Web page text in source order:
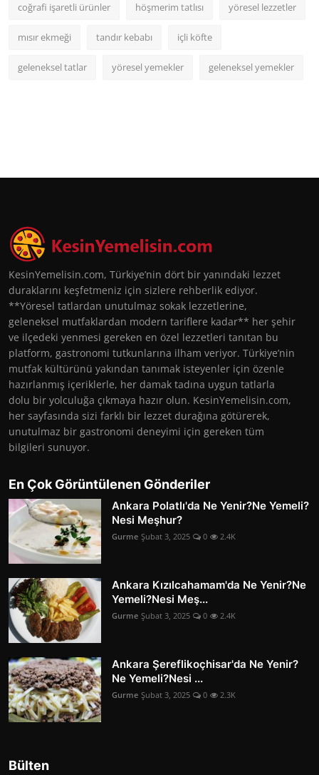
coğrafi işaretli ürünler höşmerim tatlısı yöresel lezzetler
mısır ekmeği tandır kebabı içli köfte
geleneksel tatlar yöresel yemekler geleneksel yemekler
KesinYemelisin.com, Türkiye’nin dört bir yanındaki lezzet
duraklarını keşfetmeniz için sizlere rehberlik ediyor.
**Yöresel tatlardan unutulmaz sokak lezzetlerine,
geleneksel mutfaklardan modern tariflere kadar** her şehir
ve ilçedeki yenmesi gereken en özel lezzetleri tanıtan bu
platform, gastronomi tutkunlarına ilham veriyor. Türkiye’nin
mutfak kültürünü yakından tanımak isteyenler için özenle
hazırlanmış içeriklerle, her damak tadına uygun tatlarla
dolu bir yolculuğa çıkmaya hazır olun. KesinYemelisin.com,
her sayfasında sizi farklı bir lezzet durağına götürerek,
unutulmaz bir gastronomi deneyimi için gereken tüm
bilgileri sunuyor.
En Çok Görüntülenen Gönderiler
Ankara Polatlı'da Ne Yenir?Ne Yemeli?
Nesi Meşhur?
Gurme Şubat 3, 2025 0 2.4K
Ankara Kızılcahamam'da Ne Yenir?Ne
Yemeli?Nesi Meş...
Gurme Şubat 3, 2025 0 2.4K
Ankara Şereflikoçhisar'da Ne Yenir?
Ne Yemeli?Nesi ...
Gurme Şubat 3, 2025 0 2.3K
Bülten